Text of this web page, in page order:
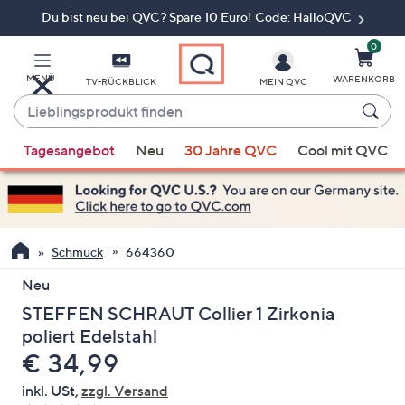
Du bist neu bei QVC? Spare 10 Euro! Code: HalloQVC
MENÜ TV-RÜCKBLICK
Lieblingsprodukt
finden
Vorschläge
verfügbar
sind,
verwenden
Sie
die
Pfeiltasten
nach
oben
und
nach
unten
MEIN QVC
0
WARENKORB
Tagesangebot Neu 30 Jahre QVC Cool mit QVC
Schmuck 664360
Neu
STEFFEN SCHRAUT Collier 1 Zirkonia
poliert Edelstahl
Gelöscht
€ 34,99
inkl. USt, zzgl. Versand